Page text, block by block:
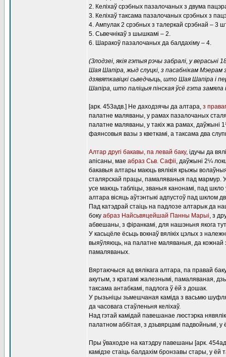
2. Келіхаў срэбных пазалочаных з двума
3. Келіхаў таксама пазалочаных срэбных з
4. Ампулак 2 срэбных з талеркай срэбнай – 3
5. Сьвечнікаў з шышкамі – 2.
6. Шаракоў пазалочаных да балдахіму – 4.
(Злодзеі, якія гэтыя рэчы забралі, у
Шая Шапіра, жыд слуцкі, з пасабнікам Мэерам
дзявяткавіцкі сьведчыць, што Шая Шапіра і
Шапіра, што паліцыя пінская ўсё гэта замяла
[арк. 453адв.] Не даходзячы да алтара, з
палатне маляваны, у рамах пазалочаных
палатне маляваны, у такіх жа рамах, даўжыні
фаянсовыя вазы з кветкамі, а таксама два
Алтар другі бакавы, па левай баку, ідучы да
апісаны, мае абраз Сьв. Сафіі, даўжыні 2¼
бакавыя алтары маюць вялікія крыжы
сталярскай працы, памаляваныя пад мармур.
усе маюць табліцы, званыя канонамі, пад
алтара вісяць аўтэнтыкі адпустоў пад шклом
Пад катэдрай стаіць на падлозе алтарык да
боку абраз Найсьвяцейшай Панны Марыі, з
абвешаны, з фіранкамі, для нашэньня якога
У касьцёле ёсьць вокнаў вялікіх цэлых з
выяўляюць, на палатне маляваныя, да кожнай
памаляваных.
Вяртаючыся ад вялікага алтара, па правай
акутым, з кратамі жалезнымі, памаляваная,
таксама антабкамі, падлога ў ёй з дошак.
У рызьніцы зьмешчаная каміда з васьмю
да часовага стаўленьня келіхаў.
Над гэтай камідай павешанае люстэрка
палатном аббітая, з дзьвярцамі падвойнымі,
Пры ўваходзе на катэдру павешаны [арк.
камідзе стаіць балдахім бронзавы стары, у